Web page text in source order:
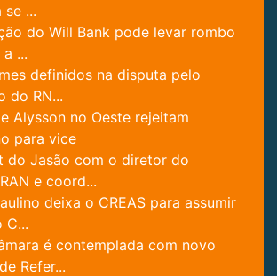
se ...
do Will Bank pode levar rombo
...
definidos na disputa pelo
do RN...
Alysson no Oeste rejeitam
para vice
do Jasão com o diretor do
e coord...
deixa o CREAS para assumir
C...
é contemplada com novo
Refer...